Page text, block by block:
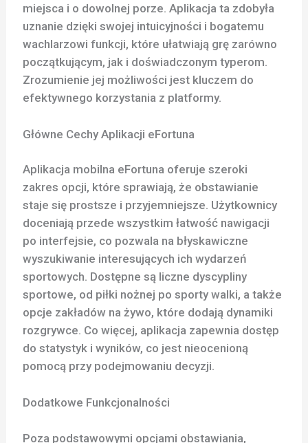
miejsca i o dowolnej porze. Aplikacja ta zdobyła
uznanie dzięki swojej intuicyjności i bogatemu
wachlarzowi funkcji, które ułatwiają grę zarówno
początkującym, jak i doświadczonym typerom.
Zrozumienie jej możliwości jest kluczem do
efektywnego korzystania z platformy.
Główne Cechy Aplikacji eFortuna
Aplikacja mobilna eFortuna oferuje szeroki
zakres opcji, które sprawiają, że obstawianie
staje się prostsze i przyjemniejsze. Użytkownicy
doceniają przede wszystkim łatwość nawigacji
po interfejsie, co pozwala na błyskawiczne
wyszukiwanie interesujących ich wydarzeń
sportowych. Dostępne są liczne dyscypliny
sportowe, od piłki nożnej po sporty walki, a także
opcje zakładów na żywo, które dodają dynamiki
rozgrywce. Co więcej, aplikacja zapewnia dostęp
do statystyk i wyników, co jest nieocenioną
pomocą przy podejmowaniu decyzji.
Dodatkowe Funkcjonalności
Poza podstawowymi opcjami obstawiania,